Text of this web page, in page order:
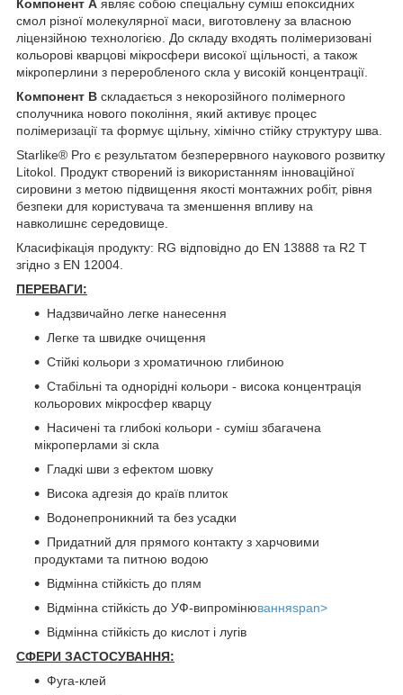
Компонент A являє собою спеціальну суміш епоксидних
смол різної молекулярної маси, виготовлену за власною
ліцензійною технологією. До складу входять полімеризовані
кольорові кварцові мікросфери високої щільності, а також
мікроперлини з переробленого скла у високій концентрації.
Компонент B складається з некорозійного полімерного
сполучника нового покоління, який активує процес
полімеризації та формує щільну, хімічно стійку структуру шва.
Starlike® Pro є результатом безперервного наукового розвитку
Litokol. Продукт створений із використанням інноваційної
сировини з метою підвищення якості монтажних робіт, рівня
безпеки для користувача та зменшення впливу на
навколишнє середовище.
Класифікація продукту: RG відповідно до EN 13888 та R2 T
згідно з EN 12004.
ПЕРЕВАГИ:
Надзвичайно легке нанесення
Легке та швидке очищення
Стійкі кольори з хроматичною глибиною
Стабільні та однорідні кольори - висока концентрація
кольорових мікросфер кварцу
Насичені та глибокі кольори - суміш збагачена
мікроперлами зі скла
Гладкі шви з ефектом шовку
Висока адгезія до країв плиток
Водонепроникний та без усадки
Придатний для прямого контакту з харчовими
продуктами та питною водою
Відмінна стійкість до плям
Відмінна стійкість до УФ-випромінюванняspan>
Відмінна стійкість до кислот і лугів
СФЕРИ ЗАСТОСУВАННЯ:
Фуга-клей